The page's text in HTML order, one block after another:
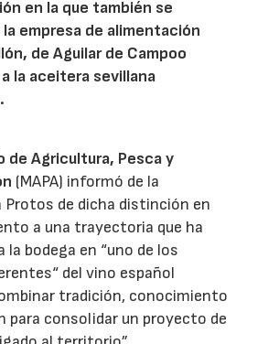
en la que también se
la empresa de alimentación
de Aguilar de Campoo
la aceitera sevillana
de Agricultura, Pesca y
(MAPA) informó de la
Protos de dicha distinción en
a una trayectoria que ha
la bodega en “uno de los
del vino español
tradición, conocimiento
para consolidar un proyecto de